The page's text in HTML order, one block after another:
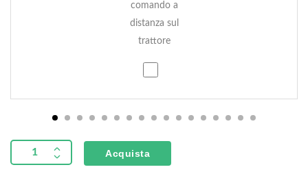
distanza
sul
trattore
Acquista